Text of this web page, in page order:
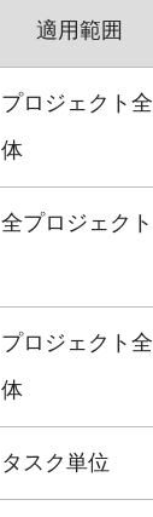
適用範囲
プロジェクト全
体
全プロジェクト
プロジェクト全
体
タスク単位